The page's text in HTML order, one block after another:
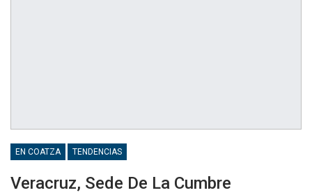
EN COATZA TENDENCIAS
Veracruz, Sede De La Cumbre